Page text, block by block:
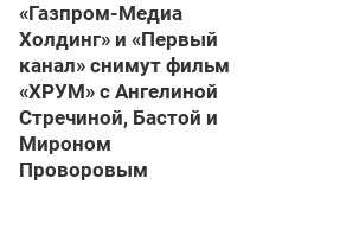
«Газпром-Медиа
Холдинг» и «Первый
канал» снимут фильм
«ХРУМ» с Ангелиной
Стречиной, Бастой и
Мироном
Проворовым